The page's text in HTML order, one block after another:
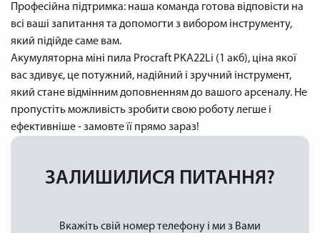
Професійна підтримка: наша команда готова відповісти на
всі ваші запитання та допомогти з вибором інструменту,
який підійде саме вам.
Акумуляторна міні пила Procraft PKA22Li (1 акб), ціна якої
вас здивує, це потужний, надійний і зручний інструмент,
який стане відмінним доповненням до вашого арсеналу. Не
пропустіть можливість зробити свою роботу легше і
ефективніше - замовте її прямо зараз!
ЗАЛИШИЛИСЯ ПИТАННЯ?
Вкажіть свій номер телефону і ми з Вами